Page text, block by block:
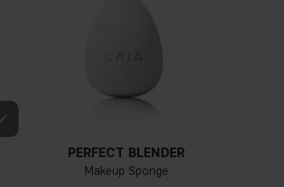
PERFECT BLENDER
Makeup Sponge